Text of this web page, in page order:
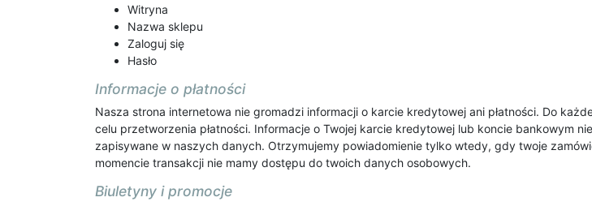
Witryna
Nazwa sklepu
Zaloguj się
Hasło
Informacje o płatności
Nasza strona internetowa nie gromadzi informacji o karcie kredytowej ani płatności. Do
celu przetworzenia płatności. Informacje o Twojej karcie kredytowej lub koncie bankowym
zapisywane w naszych danych. Otrzymujemy powiadomienie tylko wtedy, gdy twoje
momencie transakcji nie mamy dostępu do twoich danych osobowych.
Biuletyny i promocje